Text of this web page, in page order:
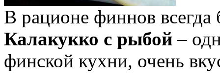
В рационе финнов
Калакукко с рыбой –
финской кухни, очень